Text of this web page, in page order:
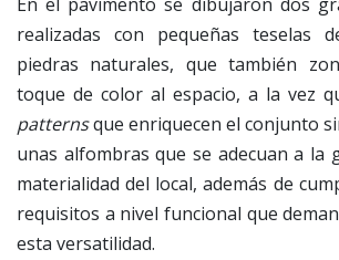
realizadas con pequeñas teselas
piedras naturales, que también
toque de color al espacio, a la vez
patternsque enriquecen el conjunto
unas alfombras que se adecuan a la
materialidad del local, además de
requisitos a nivel funcional que
esta versatilidad.